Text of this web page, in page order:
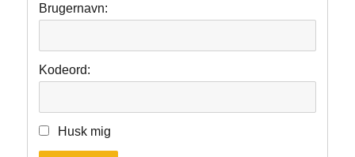
Brugernavn:
Kodeord:
Husk mig